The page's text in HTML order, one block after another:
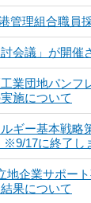
管理組合職員
会議」が開催
業団地パン
施について
ギー基本戦略
※9/17に終了し
地企業サポー
果について